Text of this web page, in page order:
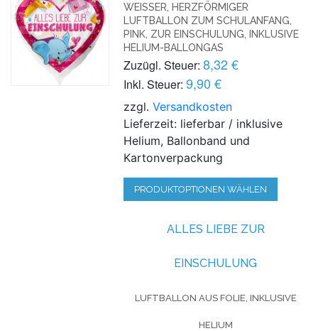
WEISSER, HERZFÖRMIGER L
UFTBALLON ZUM SCHULANFANG, P
INK, ZUR EINSCHULUNG, INKLUSIVE H
ELIUM-BALLONGAS
Zuzügl. Steuer: 8,32 €
Inkl. Steuer: 9,90 €
zzgl.Versandkosten
Lieferzeit: lieferbar / inklusive
Helium, Ballonband und
Kartonverpackung
PRODUKTOPTIONEN WÄHLEN
ALLES LIEBE ZUR
EINSCHULUNG
LUFTBALLON AUS FOLIE, INKLUSIVE
HELIUM